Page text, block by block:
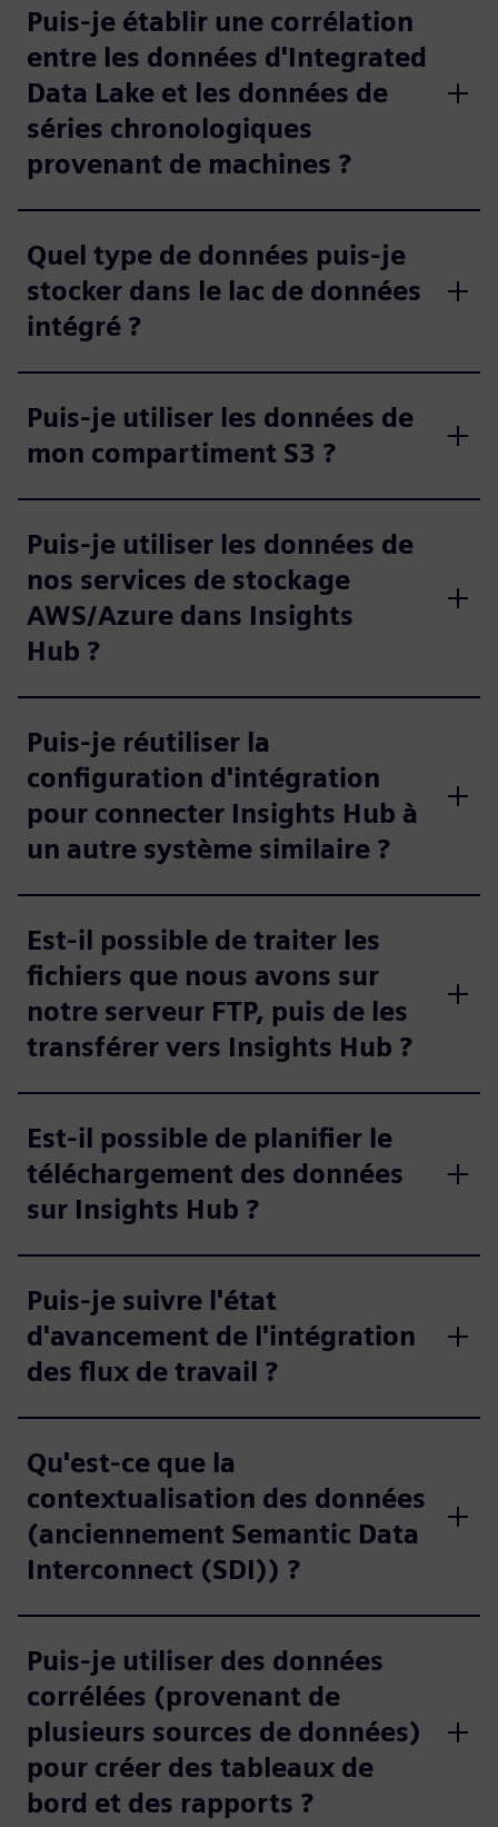
Puis-je établir une corrélation
entre les données d'Integrated
Data Lake et les données de
séries chronologiques
provenant de machines ?
Quel type de données puis-je
stocker dans le lac de données
intégré ?
Puis-je utiliser les données de
mon compartiment S3 ?
Puis-je utiliser les données de
nos services de stockage
AWS/Azure dans Insights
Hub ?
Puis-je réutiliser la
configuration d'intégration
pour connecter Insights Hub à
un autre système similaire ?
Est-il possible de traiter les
fichiers que nous avons sur
notre serveur FTP, puis de les
transférer vers Insights Hub ?
Est-il possible de planifier le
téléchargement des données
sur Insights Hub ?
Puis-je suivre l'état
d'avancement de l'intégration
des flux de travail ?
Qu'est-ce que la
contextualisation des données
(anciennement Semantic Data
Interconnect (SDI)) ?
Puis-je utiliser des données
corrélées (provenant de
plusieurs sources de données)
pour créer des tableaux de
bord et des rapports ?